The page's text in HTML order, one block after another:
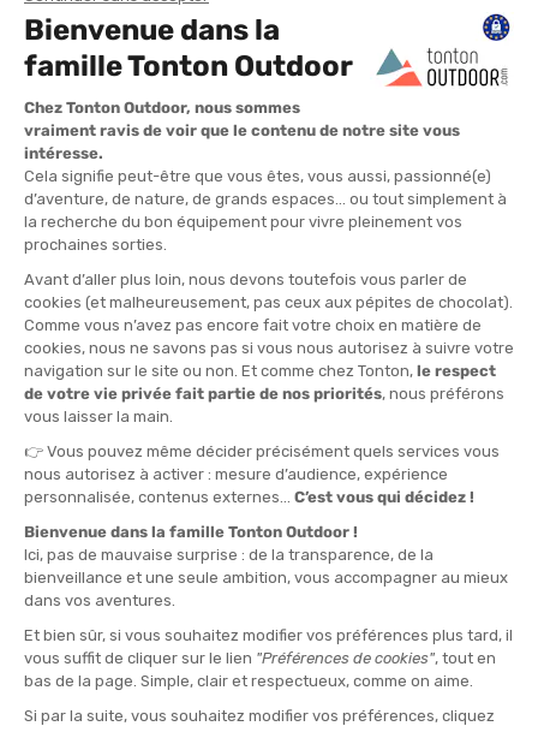
ultra net, lumineux, et le
assure un maintien
parfait. Petit plus sympa : lamolette rotative
pour naviguer
sans prise de tête, même avec les doigts humides.
Caractéristiques principales de la montre Suunto Run
Maintenant que nous connaissons la philosophie de la Suunto
Run, passons aux détails techniques. Parce que nous aimons les
montres connectées
qui tiennent la routeet la distance
Une autonomie qui donne de l’élan
Vous êtes du genre à oublier votre câble de recharge ? Ça tombe
12 jours . En mode GPS, elle assure20 heures de tracking ultra
précis, et40 heuresen mode économie.
GPS double bande : le top pour suivre vos parcours
Grâce à latechnologie GNSS double bande
d’unsignal hyper fiable, même dans les zones boisées ou les
rues étroites. Adieu les traces qui partent en zigzag !
Une montre connectée (mais pas envahissante)
Notifications téléphone, contrôle de la musique, météo en
direct, alarme, exercices de respiration... Elle sait tout faire ou
presque, mais reste discrète. Et surtout,elle ne vous
Suivi complet de votre corps